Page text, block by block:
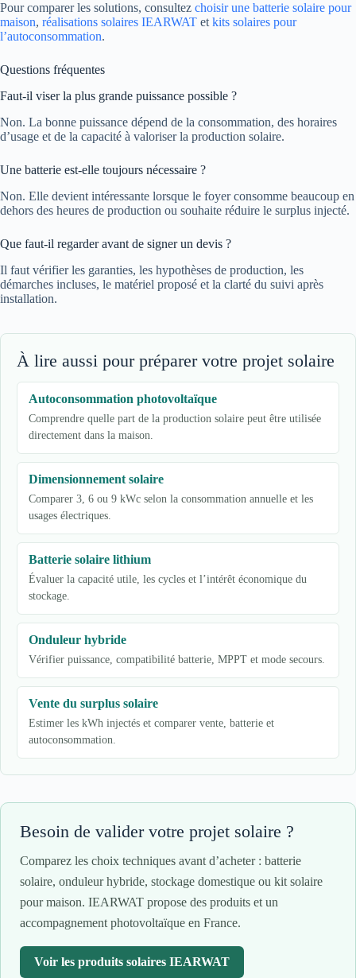
Pour comparer les solutions, consultez choisir une batterie solaire pour
maison, réalisations solaires IEARWAT et kits solaires pour
l’autoconsommation.
Questions fréquentes
Faut-il viser la plus grande puissance possible ?
Non. La bonne puissance dépend de la consommation, des horaires
d’usage et de la capacité à valoriser la production solaire.
Une batterie est-elle toujours nécessaire ?
Non. Elle devient intéressante lorsque le foyer consomme beaucoup en
dehors des heures de production ou souhaite réduire le surplus injecté.
Que faut-il regarder avant de signer un devis ?
Il faut vérifier les garanties, les hypothèses de production, les
démarches incluses, le matériel proposé et la clarté du suivi après
installation.
À lire aussi pour préparer votre projet solaire
Autoconsommation photovoltaïque
Comprendre quelle part de la production solaire peut être utilisée
directement dans la maison.
Dimensionnement solaire
Comparer 3, 6 ou 9 kWc selon la consommation annuelle et les
usages électriques.
Batterie solaire lithium
Évaluer la capacité utile, les cycles et l’intérêt économique du
stockage.
Onduleur hybride
Vérifier puissance, compatibilité batterie, MPPT et mode secours.
Vente du surplus solaire
Estimer les kWh injectés et comparer vente, batterie et
autoconsommation.
Besoin de valider votre projet solaire ?
Comparez les choix techniques avant d’acheter : batterie
solaire, onduleur hybride, stockage domestique ou kit solaire
pour maison. IEARWAT propose des produits et un
accompagnement photovoltaïque en France.
Voir les produits solaires IEARWAT